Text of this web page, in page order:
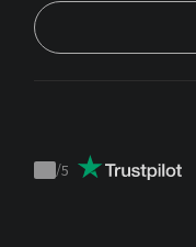
Trustpilot
/5